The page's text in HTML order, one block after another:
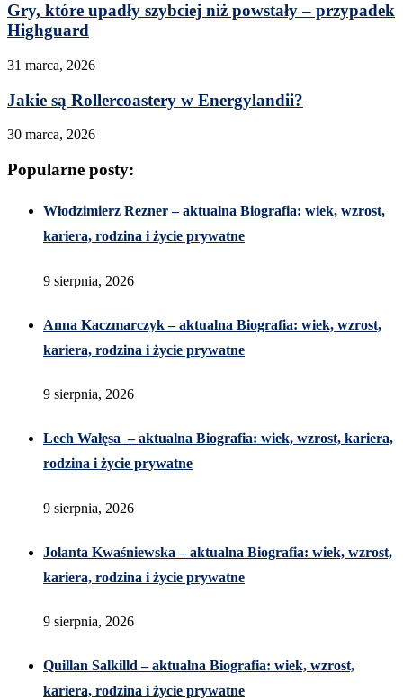
Gry, które upadły szybciej niż powstały – przypadek
Highguard
31 marca, 2026
Jakie są Rollercoastery w Energylandii?
30 marca, 2026
Popularne posty:
Włodzimierz Rezner – aktualna Biografia: wiek, wzrost,
kariera, rodzina i życie prywatne
9 sierpnia, 2026
Anna Kaczmarczyk – aktualna Biografia: wiek, wzrost,
kariera, rodzina i życie prywatne
9 sierpnia, 2026
Lech Wałęsa – aktualna Biografia: wiek, wzrost, kariera,
rodzina i życie prywatne
9 sierpnia, 2026
Jolanta Kwaśniewska – aktualna Biografia: wiek, wzrost,
kariera, rodzina i życie prywatne
9 sierpnia, 2026
Quillan Salkilld – aktualna Biografia: wiek, wzrost,
kariera, rodzina i życie prywatne